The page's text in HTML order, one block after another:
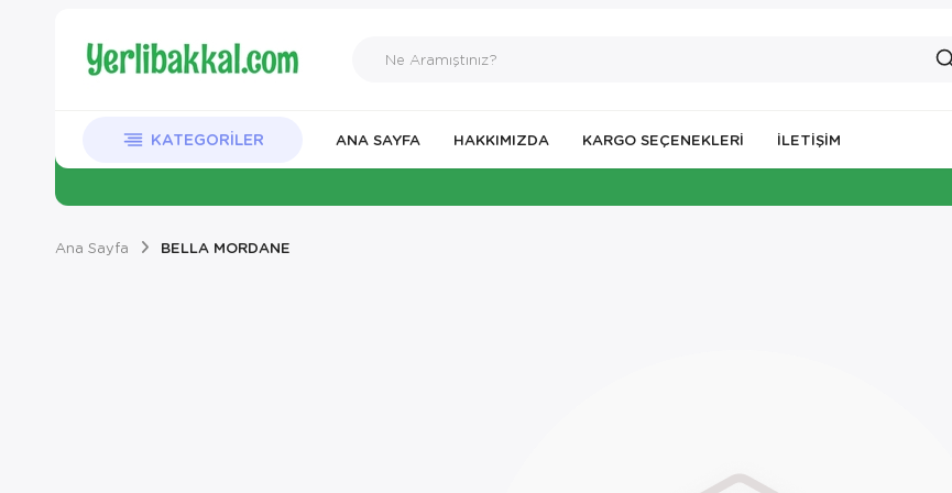
KATEGORILER ANA SAYFA HAKKIMIZDA KARGO SEÇENEKLERİ İLETIŞIM
Ana Sayfa BELLA MORDANE